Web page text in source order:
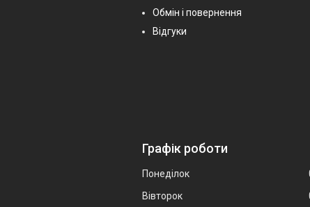
Обмін і повернення
Відгуки
Графік роботи
Понеділок
Вівторок